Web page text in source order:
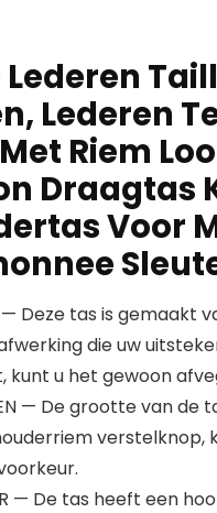
Lederen
Lederen
Riem
Draagtas
Voor
— Deze tas is gemaakt
die uw
kunt u het gewoon
— De grootte van de
verstelknop,
— De tas heeft een